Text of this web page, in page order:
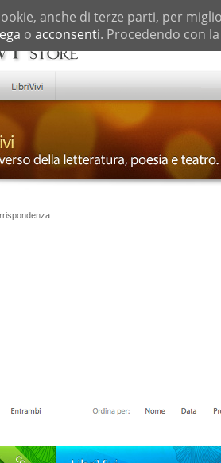
anche di terze parti, per
o acconsenti. Procedendo con